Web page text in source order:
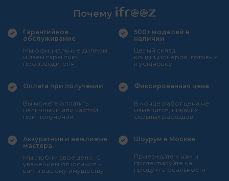
Почему
Гарантийное
обслуживание
Мы официальные дилеры
и даем гарантию
производителя
500+ моделей в
наличии
Целый склад
кондиционеров, готовых
к установке
Оплата при получении
Вы можете оплатить
наличными или картой
при получении
Фиксированная цена
В конце работ цена не
изменится, никаких
скрытых расходов
Аккуратные и вежливые
мастера
Мы любим свое дело. С
уважением относимся к
вам и вашему имуществу
Шоурум в Москве
Приезжайте к нам и
протестируйте наш
продукт в реальности